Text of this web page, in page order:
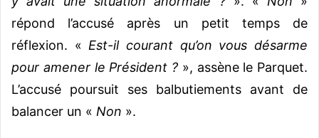
répond l’accusé après un petit temps de
réflexion. « Est-il courant qu’on vous désarme
pour amener le Président ? », assène le Parquet.
L’accusé poursuit ses balbutiements avant de
balancer un « Non ».